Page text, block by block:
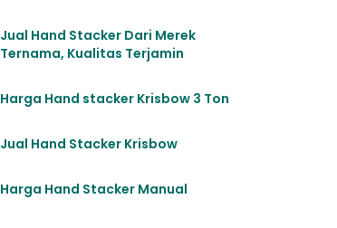
Jual Hand Stacker Dari Merek
Ternama, Kualitas Terjamin
Harga Hand stacker Krisbow 3 Ton
Jual Hand Stacker Krisbow
Harga Hand Stacker Manual